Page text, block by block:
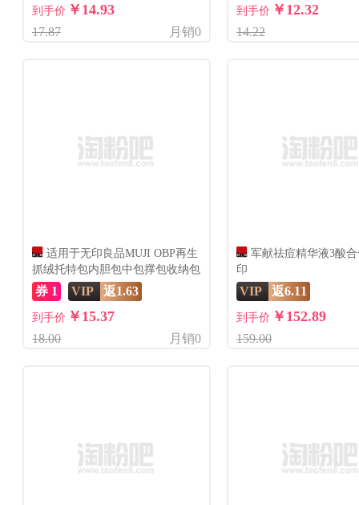
到手价 ￥14.93
17.87 月销0
到手价 ￥12.32
14.22
适用于无印良品MUJI OBP再生
抓绒托特包内胆包中包撑包收纳包
券 1 VIP 返1.63
到手价 ￥15.37
18.00 月销0
军献祛痘精华液3酸
印
VIP 返6.11
到手价 ￥152.89
159.00